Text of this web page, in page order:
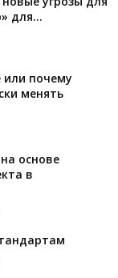
для...
или почему
менять
основе
в